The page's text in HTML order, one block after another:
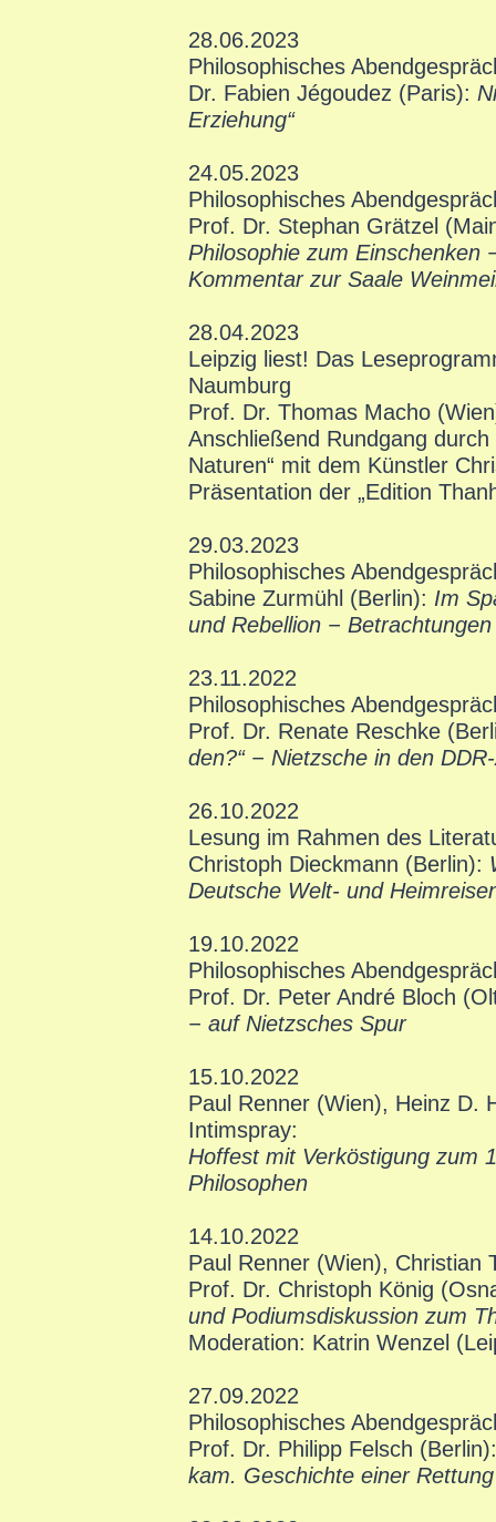
28.06.2023
Philosophisches
Dr. Fabien Jégoudez (Paris):
Erziehung“
24.05.2023
Philosophisches
Prof. Dr. Stephan Grätzel
Philosophie zum Einschenken
Kommentar zur Saale
28.04.2023
Leipzig liest! Das
Naumburg
Prof. Dr. Thomas Macho
Anschließend Rundgang
Naturen“ mit dem Künstler
Präsentation der „Edition
29.03.2023
Philosophisches
Sabine Zurmühl (Berlin): Im
und Rebellion −
23.11.2022
Philosophisches
Prof. Dr. Renate Reschke
den?“ − Nietzsche in den
26.10.2022
Lesung im Rahmen des
Christoph Dieckmann (Berlin):
Deutsche Welt- und
19.10.2022
Philosophisches
Prof. Dr. Peter André Bloch
− auf Nietzsches Spur
15.10.2022
Paul Renner (Wien), Heinz D.
Intimspray:
Hoffest mit Verköstigung zum
Philosophen
14.10.2022
Paul Renner (Wien), Christian
Prof. Dr. Christoph König
und Podiumsdiskussion zum
Moderation: Katrin Wenzel
27.09.2022
Philosophisches
Prof. Dr. Philipp Felsch
kam. Geschichte einer Rettung